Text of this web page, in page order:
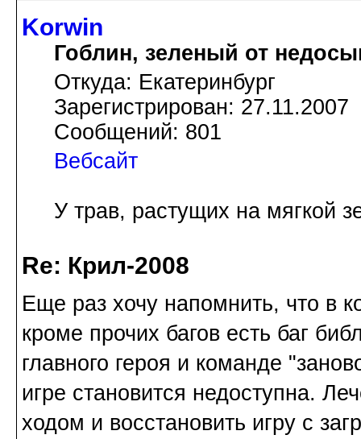
Korwin
Гоблин, зеленый от
Откуда: Екатеринбург
Зарегистрирован: 27.11.2007
Сообщений: 801
Вебсайт
У трав, растущих на мягкой
Re: Крил-2008
Еще раз хочу напомнить, что в
кроме прочих багов есть баг
главного героя и команде
игре становится недоступна.
ходом и восстановить игру с